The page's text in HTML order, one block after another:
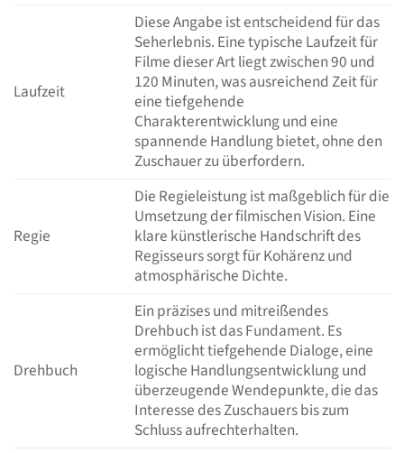
Laufzeit
Diese Angabe ist entscheidend für das
Seherlebnis. Eine typische Laufzeit für
Filme dieser Art liegt zwischen 90 und
120 Minuten, was ausreichend Zeit für
eine tiefgehende
Charakterentwicklung und eine
spannende Handlung bietet, ohne den
Zuschauer zu überfordern.
Regie
Die Regieleistung ist maßgeblich für die
Umsetzung der filmischen Vision. Eine
klare künstlerische Handschrift des
Regisseurs sorgt für Kohärenz und
atmosphärische Dichte.
Drehbuch
Ein präzises und mitreißendes
Drehbuch ist das Fundament. Es
ermöglicht tiefgehende Dialoge, eine
logische Handlungsentwicklung und
überzeugende Wendepunkte, die das
Interesse des Zuschauers bis zum
Schluss aufrechterhalten.